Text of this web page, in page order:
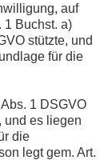
auf
1 Buchst. a)
stützte, und
für die
1 DSGVO
und es liegen
die
legt gem. Art.